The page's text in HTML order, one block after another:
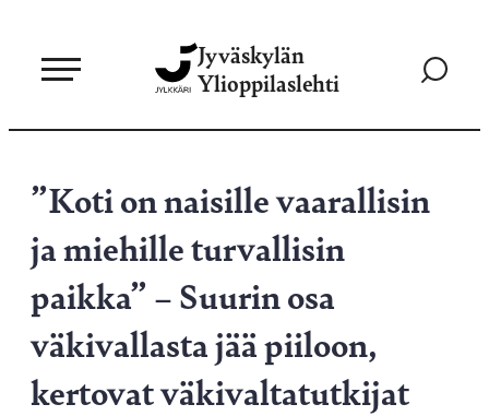
sisältöön
Jyväskylän
Ylioppilaslehti
Siirry
”Koti on naisille vaarallisin
ja miehille turvallisin
paikka” – Suurin osa
väkivallasta jää piiloon,
kertovat väkivaltatutkijat